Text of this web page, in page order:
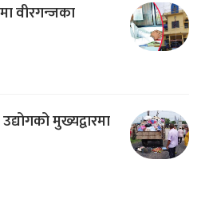
वीरगन्जका
मुख्यद्वारमा